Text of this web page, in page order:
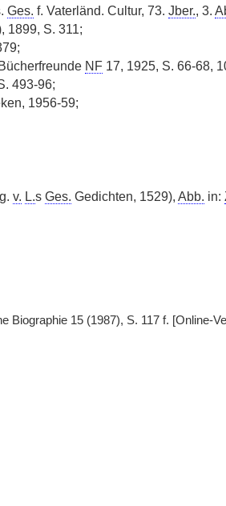
Ges. f. Vaterländ. Cultur, 73. Jber., 3.
1899, S. 311;
NF17, 1925, S. 66-68,
493-96;
1956-59;
v. L.s Ges. Gedichten, 1529), Abb. in:
Biographie 15 (1987), S. 117 f. [Online-